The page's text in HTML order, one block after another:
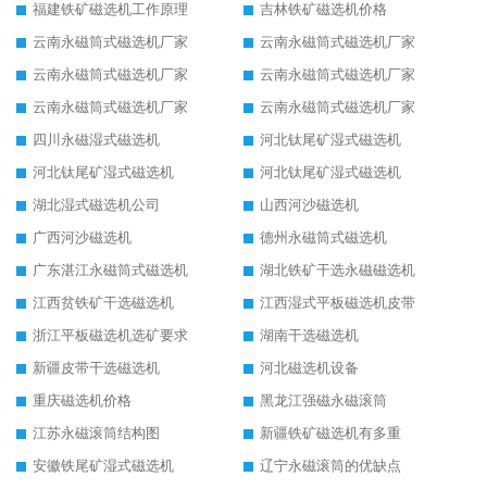
福建铁矿磁选机工作原理
吉林铁矿磁选机价格
云南永磁筒式磁选机厂家
云南永磁筒式磁选机厂家
云南永磁筒式磁选机厂家
云南永磁筒式磁选机厂家
云南永磁筒式磁选机厂家
云南永磁筒式磁选机厂家
四川永磁湿式磁选机
河北钛尾矿湿式磁选机
河北钛尾矿湿式磁选机
河北钛尾矿湿式磁选机
湖北湿式磁选机公司
山西河沙磁选机
广西河沙磁选机
德州永磁筒式磁选机
广东湛江永磁筒式磁选机
湖北铁矿干选永磁磁选机
江西贫铁矿干选磁选机
江西湿式平板磁选机皮带
浙江平板磁选机选矿要求
湖南干选磁选机
新疆皮带干选磁选机
河北磁选机设备
重庆磁选机价格
黑龙江强磁永磁滚筒
江苏永磁滚筒结构图
新疆铁矿磁选机有多重
安徽铁尾矿湿式磁选机
辽宁永磁滚筒的优缺点